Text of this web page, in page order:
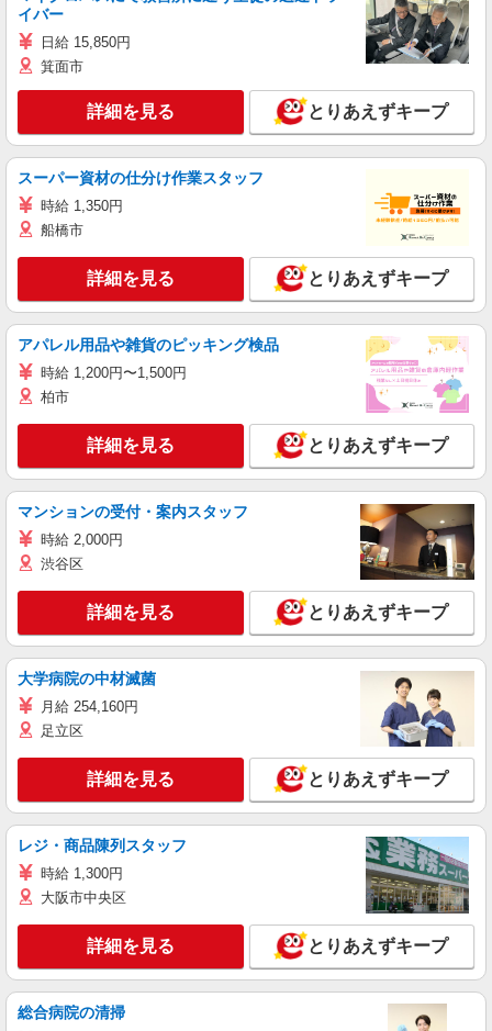
イバー
日給 15,850円
箕面市
詳細を見る とりあえずキープ
スーパー資材の仕分け作業スタッフ
時給 1,350円
船橋市
詳細を見る とりあえずキープ
アパレル用品や雑貨のピッキング検品
時給 1,200円〜1,500円
柏市
詳細を見る とりあえずキープ
マンションの受付・案内スタッフ
時給 2,000円
渋谷区
詳細を見る とりあえずキープ
大学病院の中材滅菌
月給 254,160円
足立区
詳細を見る とりあえずキープ
レジ・商品陳列スタッフ
時給 1,300円
大阪市中央区
詳細を見る とりあえずキープ
総合病院の清掃